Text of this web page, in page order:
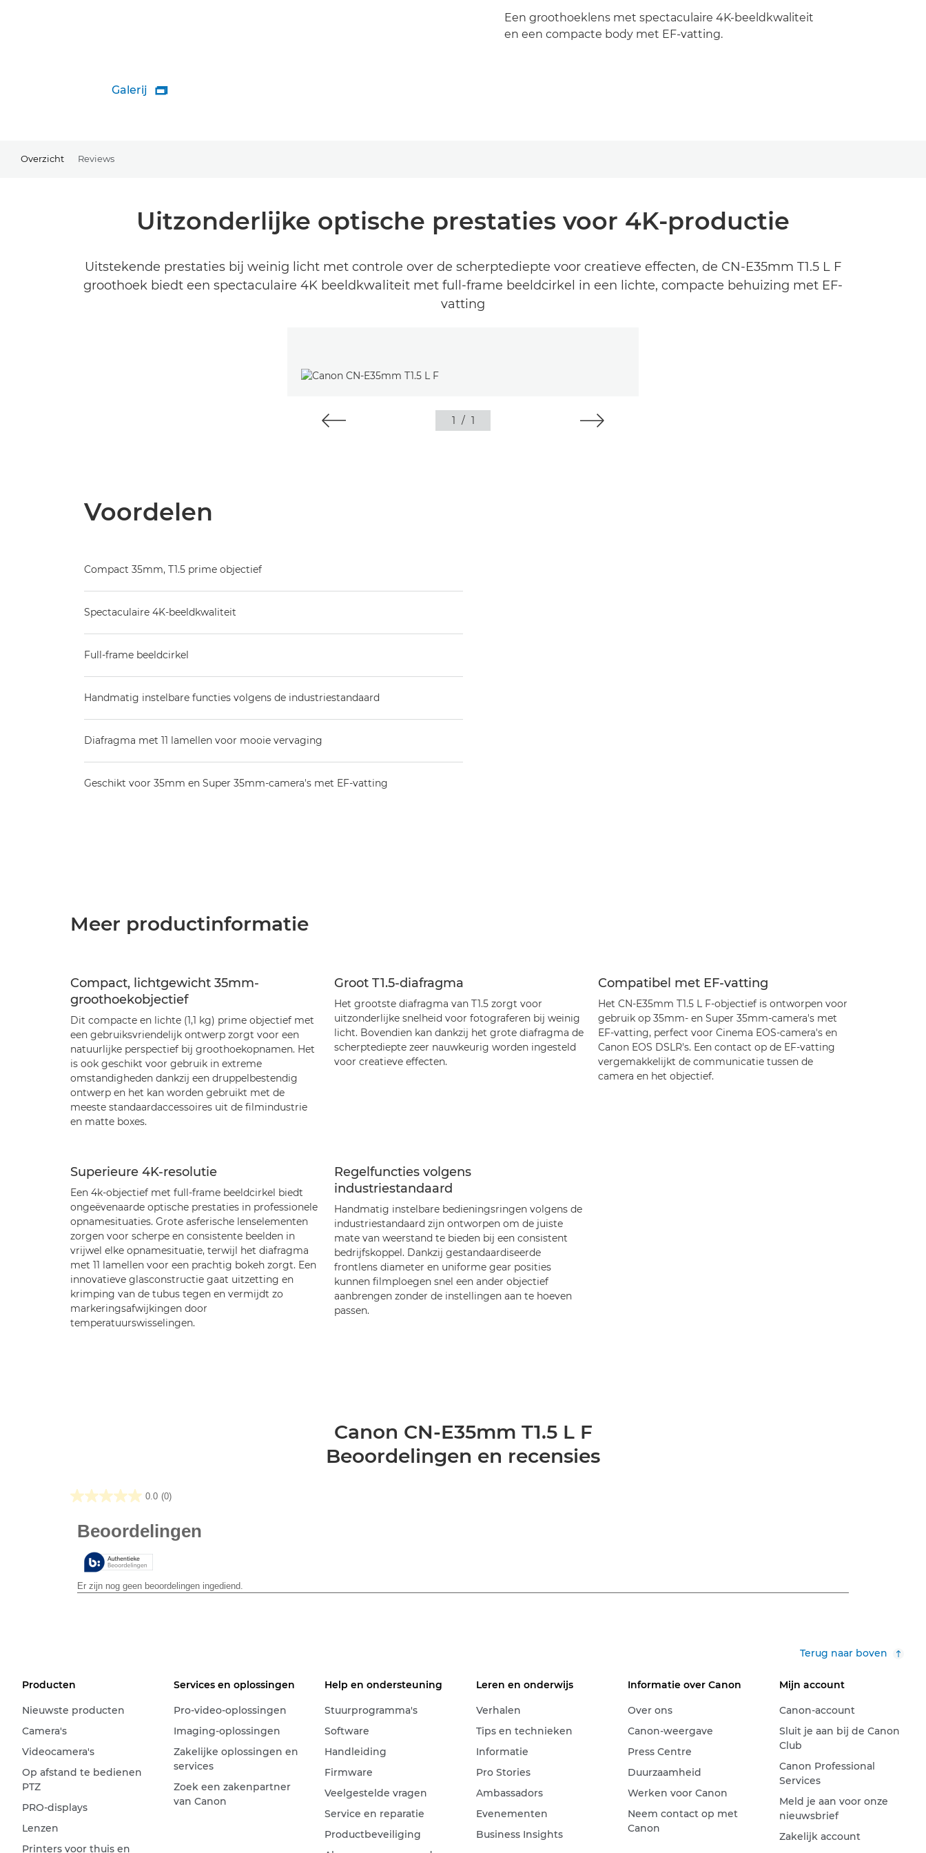
Galerij 
Een groothoeklens met spectaculaire 4K-beeldkwaliteit
en een compacte body met EF-vatting.
Overzicht Reviews
Uitzonderlijke optische prestaties voor 4K-productie
Uitstekende prestaties bij weinig licht met controle over de scherptediepte voor creatieve effecten, de CN-E35mm T1.5 L F
groothoek biedt een spectaculaire 4K beeldkwaliteit met full-frame beeldcirkel in een lichte, compacte behuizing met EF-
vatting
1 / 1
Voordelen
Compact 35mm, T1.5 prime objectief
Spectaculaire 4K-beeldkwaliteit
Full-frame beeldcirkel
Handmatig instelbare functies volgens de industriestandaard
Diafragma met 11 lamellen voor mooie vervaging
Geschikt voor 35mm en Super 35mm-camera's met EF-vatting
Meer productinformatie
Compact, lichtgewicht 35mm-
groothoekobjectief
Dit compacte en lichte (1,1 kg) prime objectief met
een gebruiksvriendelijk ontwerp zorgt voor een
natuurlijke perspectief bij groothoekopnamen. Het
is ook geschikt voor gebruik in extreme
omstandigheden dankzij een druppelbestendig
ontwerp en het kan worden gebruikt met de
meeste standaardaccessoires uit de filmindustrie
en matte boxes.
Groot T1.5-diafragma
Het grootste diafragma van T1.5 zorgt voor
uitzonderlijke snelheid voor fotograferen bij weinig
licht. Bovendien kan dankzij het grote diafragma de
scherptediepte zeer nauwkeurig worden ingesteld
voor creatieve effecten.
Compatibel met EF-vatting
Het CN-E35mm T1.5 L F-objectief is ontworpen voor
gebruik op 35mm- en Super 35mm-camera's met
EF-vatting, perfect voor Cinema EOS-camera's en
Canon EOS DSLR's. Een contact op de EF-vatting
vergemakkelijkt de communicatie tussen de
camera en het objectief.
Superieure 4K-resolutie
Een 4k-objectief met full-frame beeldcirkel biedt
ongeëvenaarde optische prestaties in professionele
opnamesituaties. Grote asferische lenselementen
zorgen voor scherpe en consistente beelden in
vrijwel elke opnamesituatie, terwijl het diafragma
met 11 lamellen voor een prachtig bokeh zorgt. Een
innovatieve glasconstructie gaat uitzetting en
krimping van de tubus tegen en vermijdt zo
markeringsafwijkingen door
temperatuurswisselingen.
Regelfuncties volgens
industriestandaard
Handmatig instelbare bedieningsringen volgens de
industriestandaard zijn ontworpen om de juiste
mate van weerstand te bieden bij een consistent
bedrijfskoppel. Dankzij gestandaardiseerde
frontlens diameter en uniforme gear posities
kunnen filmploegen snel een ander objectief
aanbrengen zonder de instellingen aan te hoeven
passen.
Canon CN-E35mm T1.5 L F
Beoordelingen en recensies
0.0 (0)
0.0
de
sterren.
Terug naar boven
Producten
Nieuwste producten
Camera's
Videocamera's
Op afstand te bedienen
PTZ
PRO-displays
Lenzen
Printers voor thuis en
Services en oplossingen
Pro-video-oplossingen
Imaging-oplossingen
Zakelijke oplossingen en
services
Zoek een zakenpartner
van Canon
Help en ondersteuning
Stuurprogramma's
Software
Handleiding
Firmware
Veelgestelde vragen
Service en reparatie
Productbeveiliging
Leren en onderwijs
Verhalen
Tips en technieken
Informatie
Pro Stories
Ambassadors
Evenementen
Business Insights
Informatie over Canon
Over ons
Canon-weergave
Press Centre
Duurzaamheid
Werken voor Canon
Neem contact op met
Canon
Mijn account
Canon-account
Sluit je aan bij de Canon
Club
Canon Professional
Services
Meld je aan voor onze
nieuwsbrief
Zakelijk account